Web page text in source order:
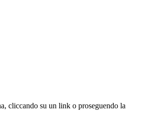
cliccando su un link o proseguendo la